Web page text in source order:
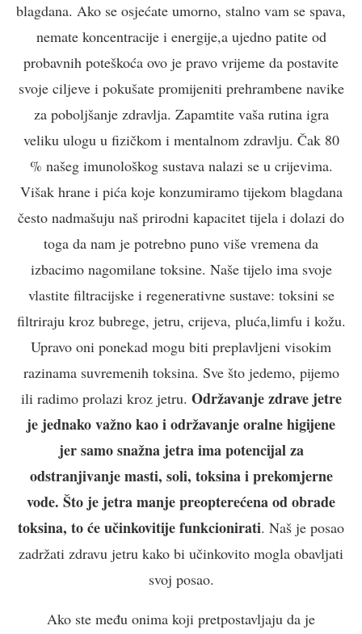
blagdana. Ako se osjećate umorno, stalno vam se spava,
nemate koncentracije i energije,a ujedno patite od
probavnih poteškoća ovo je pravo vrijeme da postavite
svoje ciljeve i pokušate promijeniti prehrambene navike
za poboljšanje zdravlja. Zapamtite vaša rutina igra
veliku ulogu u fizičkom i mentalnom zdravlju. Čak 80
% našeg imunološkog sustava nalazi se u crijevima.
Višak hrane i pića koje konzumiramo tijekom blagdana
često nadmašuju naš prirodni kapacitet tijela i dolazi do
toga da nam je potrebno puno više vremena da
izbacimo nagomilane toksine. Naše tijelo ima svoje
vlastite filtracijske i regenerativne sustave: toksini se
filtriraju kroz bubrege, jetru, crijeva, pluća,limfu i kožu.
Upravo oni ponekad mogu biti preplavljeni visokim
razinama suvremenih toksina. Sve što jedemo, pijemo
ili radimo prolazi kroz jetru. Održavanje zdrave jetre
je jednako važno kao i održavanje oralne higijene
jer samo snažna jetra ima potencijal za
odstranjivanje masti, soli, toksina i prekomjerne
vode. Što je jetra manje preopterećena od obrade
toksina, to će učinkovitije funkcionirati. Naš je posao
zadržati zdravu jetru kako bi učinkovito mogla obavljati
svoj posao.
Ako ste među onima koji pretpostavljaju da je